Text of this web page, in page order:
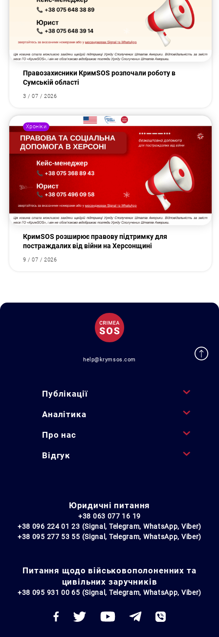
Правозахисники КримSOS розпочали роботу в
Сумській області
3 / 07 / 2026
Хроніки
КримSOS розширює правову підтримку для
постраждалих від війни на Херсонщині
9 / 07 / 2026
help@krymsos.com
Публікації
Аналітика
Про нас
Відгук
Юридичні питання
+38 063 077 16 19
+38 096 224 01 23 (Signal, Telegram, WhatsApp, Viber)
+38 095 277 53 55 (Signal, Telegram, WhatsApp, Viber)
Питання щодо військовополоненних та
цивільних заручників
+38 095 931 00 65 (Signal, Telegram, WhatsApp, Viber)